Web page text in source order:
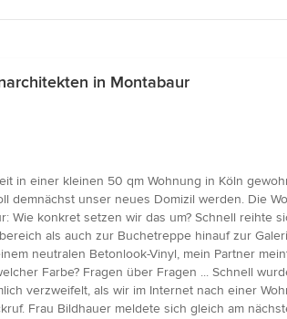
in Montabaur
in einer kleinen 50 qm Wohnung in Köln
demnächst unser neues Domizil werden. Die
Wie konkret setzen wir das um? Schnell reihte
als auch zur Buchetreppe hinauf zur
neutralen Betonlook-Vinyl, mein Partner
Farbe? Fragen über Fragen ... Schnell
verzweifelt, als wir im Internet nach einer
Frau Bildhauer meldete sich gleich am